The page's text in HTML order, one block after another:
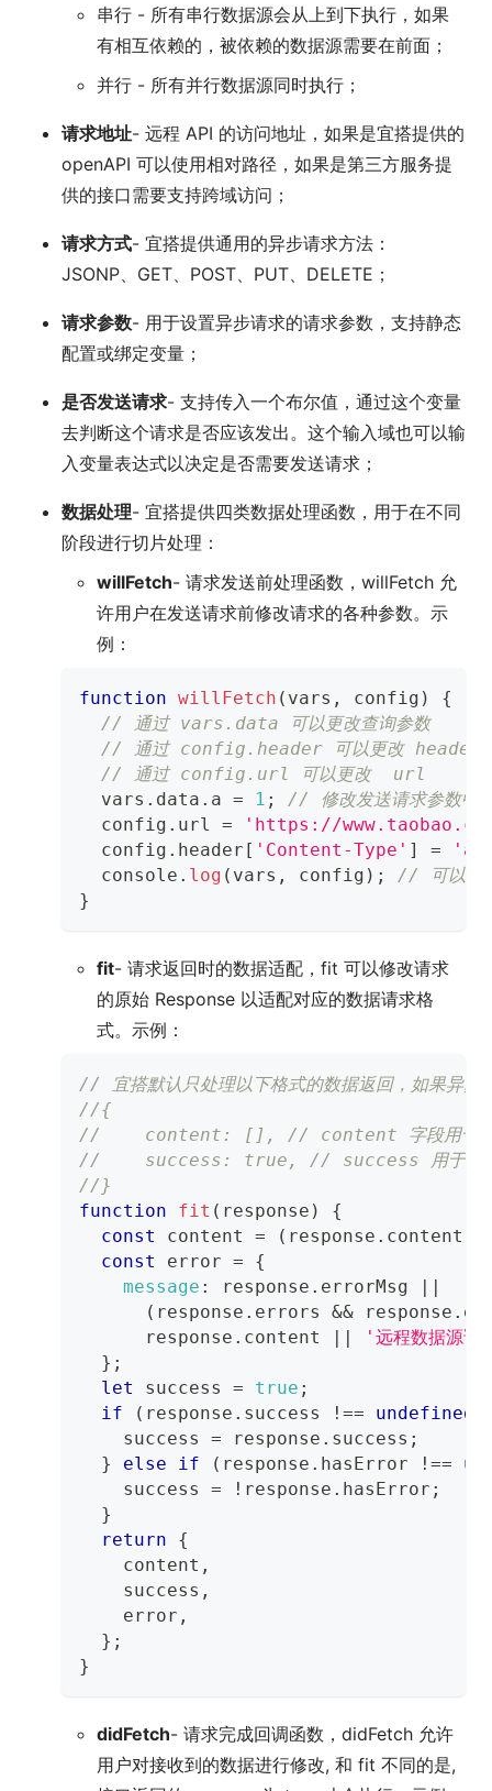
串行 - 所有串行数据源会从上到下执行，如果
有相互依赖的，被依赖的数据源需要在前面；
并行 - 所有并行数据源同时执行；
请求地址- 远程 API 的访问地址，如果是宜搭提供的
openAPI 可以使用相对路径，如果是第三方服务提
供的接口需要支持跨域访问；
请求方式- 宜搭提供通用的异步请求方法：
JSONP、GET、POST、PUT、DELETE；
请求参数- 用于设置异步请求的请求参数，支持静态
配置或绑定变量；
是否发送请求- 支持传入一个布尔值，通过这个变量
去判断这个请求是否应该发出。这个输入域也可以输
入变量表达式以决定是否需要发送请求；
数据处理- 宜搭提供四类数据处理函数，用于在不同
阶段进行切片处理：
willFetch- 请求发送前处理函数，willFetch 允
许用户在发送请求前修改请求的各种参数。示
例：
function willFetch ( vars , config )
{
// 通过 vars.data 可以更改查询参数
// 通过 config.header 可以更改 header
// 通过 config.url 可以更改  url
  vars
. data . a = 1 ;
// 修改发送请求参数
  config
. url =
'https://
  config
. header [ 'Content-Type' ] =
console . log ( vars , config ) ;
// 可以查
}
fit- 请求返回时的数据适配，fit 可以修改请求
的原始 Response 以适配对应的数据请求格
式。示例：
// 宜搭默认只处理以下格式的数据返回，如果异
//{
//    content: [], // content 字段用于承载数
//    success: true, // success 用于标明这
//}
function
fit ( response )
{
const
content = ( response . content
const
error =
{
message : response . errorMsg
( response . errors && response .
      response
. content
'远程数据源
} ;
let
success = true ;
if
( response . success !== undefined
    success
= response . success ;
}
else if ( response . hasError !==
    success
= ! response . hasError ;
}
return
{
    content
,
    success
,
    error
,
} ;
}
didFetch- 请求完成回调函数，didFetch 允许
用户对接收到的数据进行修改, 和 fit 不同的是,